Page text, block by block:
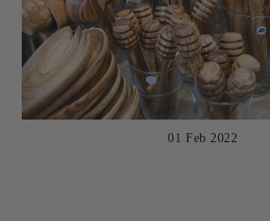
01 Feb 2022